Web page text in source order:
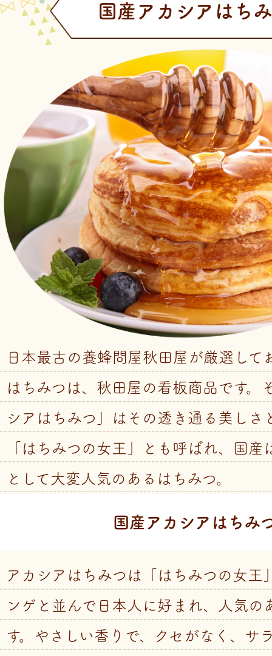
国産アカシアはち
日本最古の養蜂問屋秋田屋が厳選して
はちみつは、秋田屋の看板商品です。
シアはちみつ」はその透き通る美しさ
「はちみつの女王」とも呼ばれ、国産
として大変人気のあるはちみつ。
国産アカシアはちみ
アカシアはちみつは「はちみつの女王
ンゲと並んで日本人に好まれ、人気の
す。やさしい香りで、クセがなく、サ